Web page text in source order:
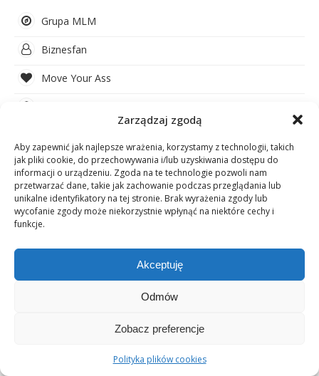
Zarządzaj zgodą
Aby zapewnić jak najlepsze wrażenia, korzystamy z technologii, takich
jak pliki cookie, do przechowywania i/lub uzyskiwania dostępu do
informacji o urządzeniu. Zgoda na te technologie pozwoli nam
przetwarzać dane, takie jak zachowanie podczas przeglądania lub
unikalne identyfikatory na tej stronie. Brak wyrażenia zgody lub
wycofanie zgody może niekorzystnie wpłynąć na niektóre cechy i
funkcje.
Akceptuję
Odmów
Zobacz preferencje
Polityka plików cookies
Grupa MLM
Biznesfan
Move Your Ass
Network TV
Podcast MLM
Certyfikat MLM
Klub MLM
Prace Naukowe i Dyplomowe MLM
CYTAT TYGODNIA